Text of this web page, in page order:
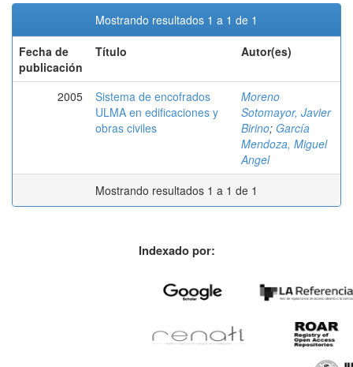
Mostrando resultados 1 a 1 de 1
Fecha de
publicación
Título Autor(es)
2005
Sistema de encofrados
ULMA en edificaciones y
obras civiles
Moreno
Sotomayor, Javier
Birino; García
Mendoza, Miguel
Angel
Mostrando resultados 1 a 1 de 1
Indexado por: